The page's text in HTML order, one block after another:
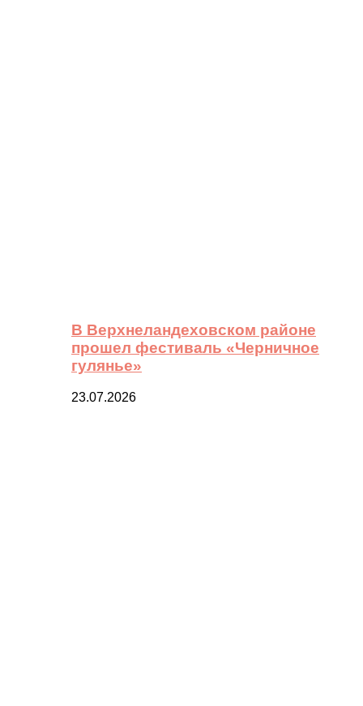
В Верхнеландеховском районе
прошел фестиваль «Черничное
гулянье»
23.07.2026